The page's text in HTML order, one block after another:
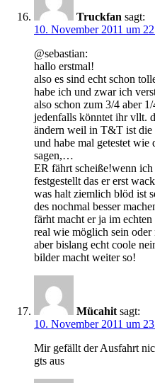
Truckfan sagt:
10. November 2011 um
@sebastian:
hallo erstmal!
also es sind echt schon
habe ich und zwar ich
also schon zum 3/4 aber
jedenfalls könntet ihr vllt.
ändern weil in T&T ist die
und habe mal getestet
sagen,…
ER fährt scheiße!wenn
festgestellt das er erst
was halt ziemlich blöd ist
des nochmal besser
färht macht er ja im
real wie möglich sein oder
aber bislang echt coole
bilder macht weiter so!
Mücahit sagt:
10. November 2011 um
Mir gefällt der Ausfahrt
gts aus